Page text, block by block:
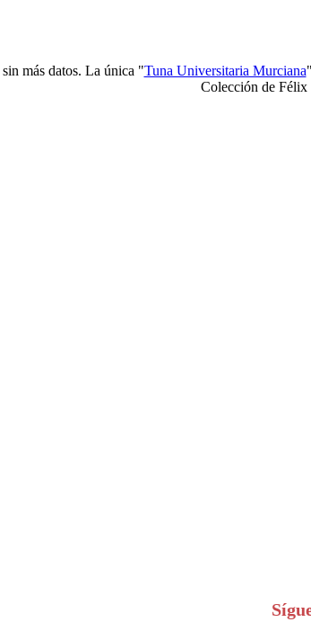
más datos. La única "Tuna Universitaria Murciana
Colección de Félix